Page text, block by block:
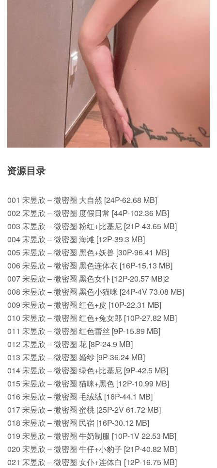
资源目录
001 宋昱欣 – 微密圈 大自然 [24P-62.68 MB]
002 宋昱欣 – 微密圈 度假日常 [44P-102.36 MB]
003 宋昱欣 – 微密圈 粉红+比基尼 [21P-43.65 MB]
004 宋昱欣 – 微密圈 海滩 [12P-39.3 MB]
005 宋昱欣 – 微密圈 黑色+妖兽 [30P-96.41 MB]
006 宋昱欣 – 微密圈 黑色连体衣 [16P-15.13 MB]
007 宋昱欣 – 微密圈 黑色女仆 [12P-20.57 MB]2
008 宋昱欣 – 微密圈 黑色小猫咪 [24P-4V 73.08 MB]
009 宋昱欣 – 微密圈 红色+皮 [10P-22.31 MB]
010 宋昱欣 – 微密圈 红色+兔女郎 [10P-27.82 MB]
011 宋昱欣 – 微密圈 红色蕾丝 [9P-15.89 MB]
012 宋昱欣 – 微密圈 花 [8P-24.9 MB]
013 宋昱欣 – 微密圈 婚纱 [9P-36.24 MB]
014 宋昱欣 – 微密圈 绿色+比基尼 [9P-42.5 MB]
015 宋昱欣 – 微密圈 猫咪+黑色 [12P-10.99 MB]
016 宋昱欣 – 微密圈 毛绒绒 [16P-44.1 MB]
017 宋昱欣 – 微密圈 蜜桃 [25P-2V 61.72 MB]
018 宋昱欣 – 微密圈 民宿 [16P-30.12 MB]
019 宋昱欣 – 微密圈 牛奶制服 [10P-1V 22.53 MB]
020 宋昱欣 – 微密圈 牛仔+小豹子 [21P-40.82 MB]
021 宋昱欣 – 微密圈 女仆+连体白 [12P-16.75 MB]